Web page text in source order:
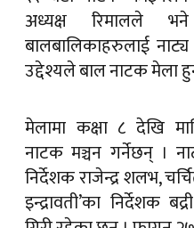
अध्यक्ष रिमालले
बालबालिकाहरुलाई नाट्य
उद्देश्यले बाल नाटक मेला
मेलामा कक्षा ८ देखि
नाटक मञ्चन गर्नेछन् ।
निर्देशक राजेन्द्र शलभ,
इन्द्रावती’का निर्देशक